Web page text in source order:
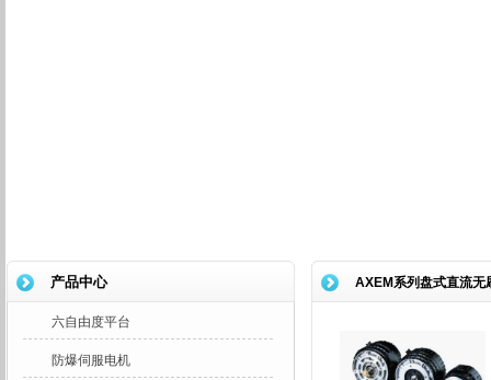
AXEM系列盘式直流无
产品中心
六自由度平台
防爆伺服电机